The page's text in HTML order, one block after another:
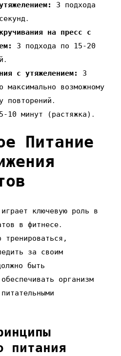
3 подхода
на пресс с
3 подхода по 15-20
с утяжелением:
3
максимально возможному
повторений․
10 минут (растяжка)․
Питание
ключевую роль в
в фитнесе․
тренироваться‚
за своим
быть
организм
питания